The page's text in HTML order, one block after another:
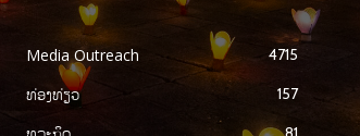
Media Outreach 4715
ທ່ອງທ່ຽວ 157